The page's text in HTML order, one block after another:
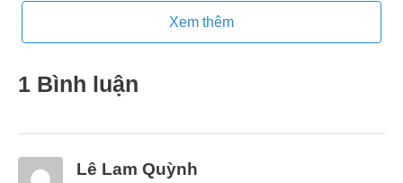
Xem thêm
1 Bình luận
Lê Lam Quỳnh